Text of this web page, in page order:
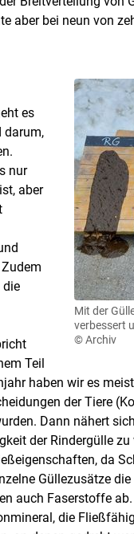
aber bei neun von
Mit der
verbessert
© Archiv
es
darum,
nur
aber
Teil
haben wir es
der Tiere
Dann nähert
der Rindergülle
da
Güllezusätze
auch Faserstoffe
die